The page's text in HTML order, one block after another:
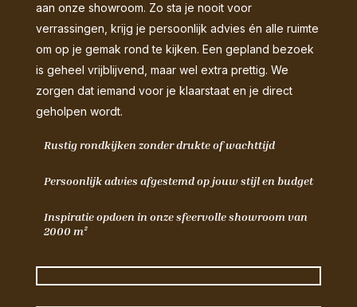
aan onze showroom. Zo sta je nooit voor
verrassingen, krijg je persoonlijk advies én alle ruimte
om op je gemak rond te kijken. Een gepland bezoek
is geheel vrijblijvend, maar wel extra prettig. We
zorgen dat iemand voor je klaarstaat en je direct
geholpen wordt.
Rustig rondkijken zonder drukte of wachttijd
Persoonlijk advies afgestemd op jouw stijl en budget
Inspiratie opdoen in onze sfeervolle showroom van
2000 m²